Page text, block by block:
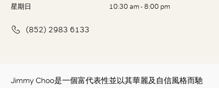
星期日
10:30 am - 8:00 pm
(852) 2983 6133
Jimmy Choo是一個富代表性並以其華麗及自信風格而馳